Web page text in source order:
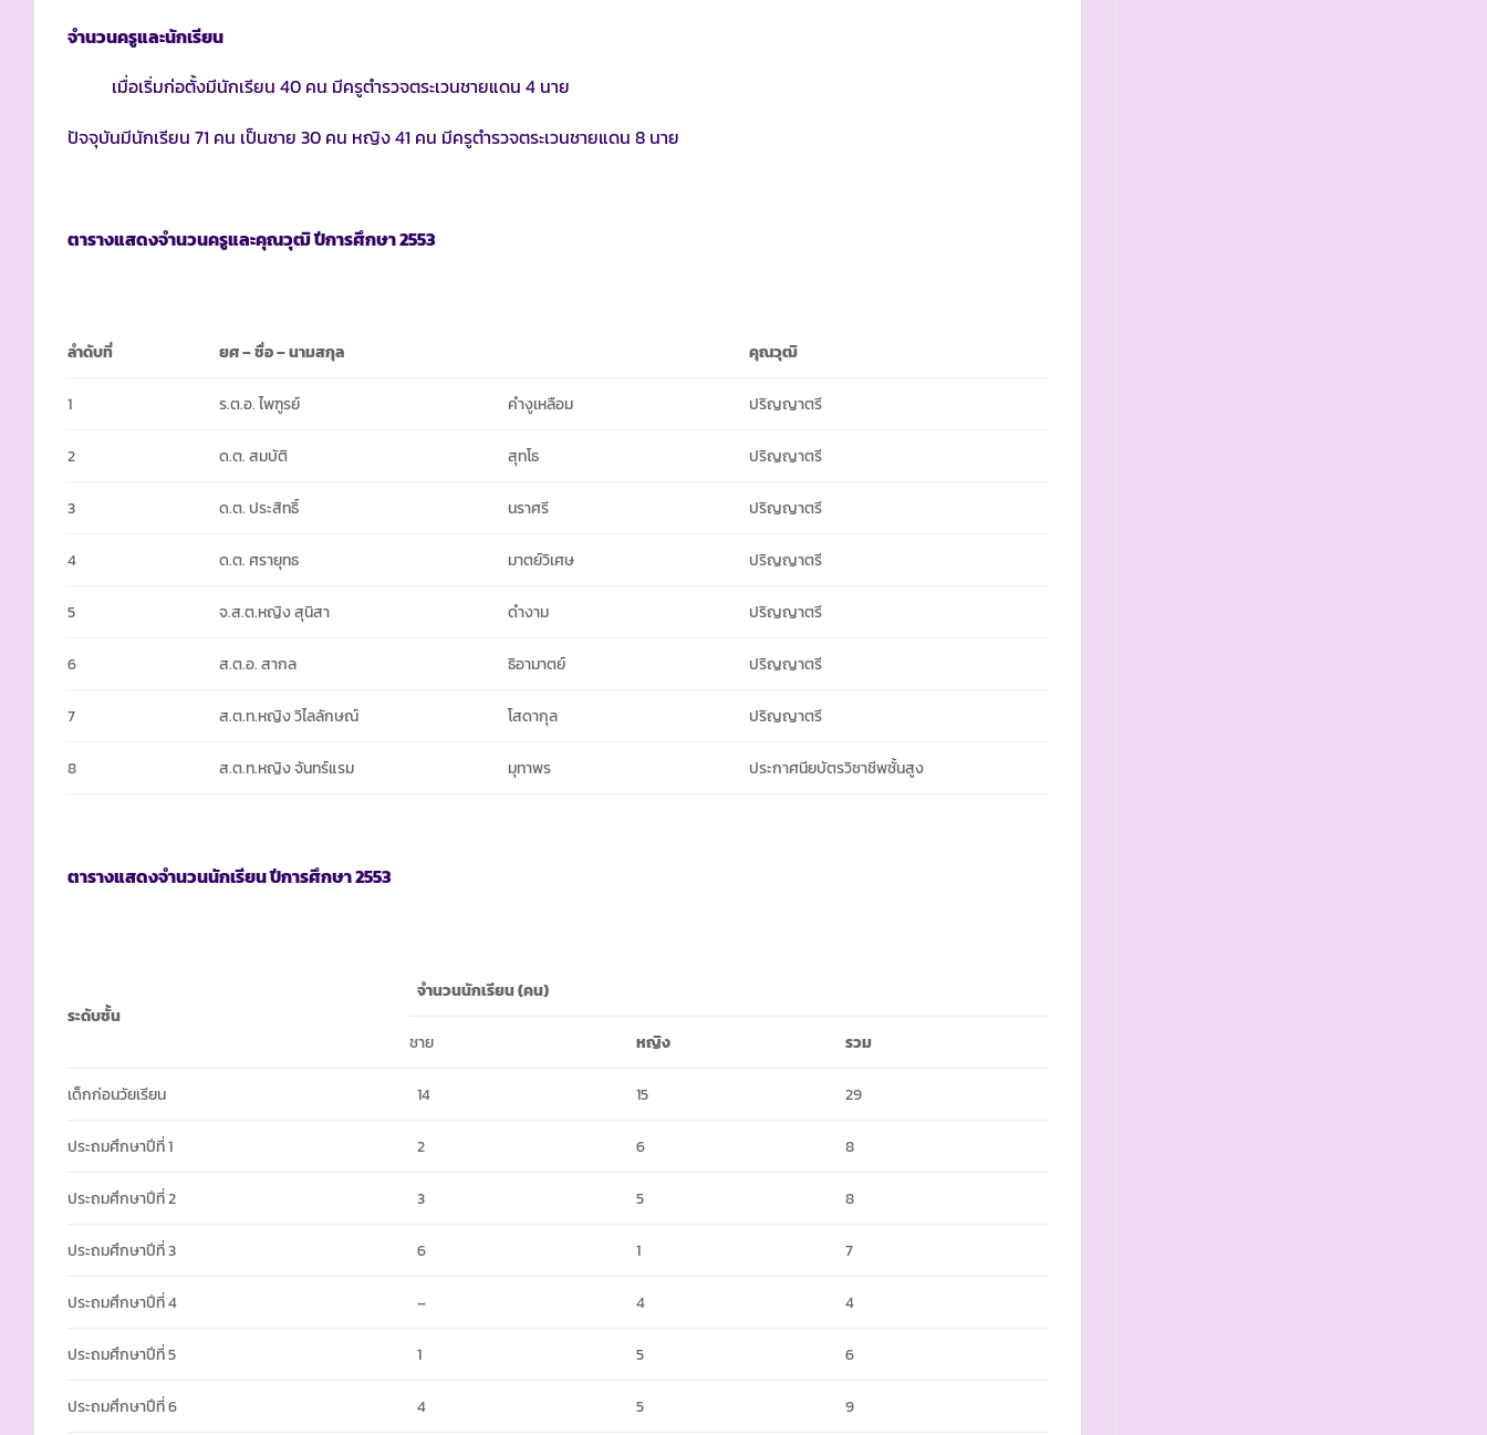
จำนวนครูและนักเรียน
เมื่อเริ่มก่อตั้งมีนักเรียน 40 คน มีครูตำรวจตระเวนชายแดน 4 นาย
ปัจจุบันมีนักเรียน 71 คน เป็นชาย 30 คน หญิง 41 คน มีครูตำรวจตระเวนชายแดน 8 นาย
ตารางแสดงจำนวนครูและคุณวุฒิ ปีการศึกษา2553
ลำดับที่ ยศ – ชื่อ – นามสกุล คุณวุฒิ
1 ร.ต.อ. ไพฑูรย์ คำงูเหลือม ปริญญาตรี
2 ด.ต. สมบัติ สุทโธ ปริญญาตรี
3 ด.ต. ประสิทธิ์ นราศรี ปริญญาตรี
4 ด.ต. ศรายุทธ มาตย์วิเศษ ปริญญาตรี
5 จ.ส.ต.หญิง สุนิสา ดำงาม ปริญญาตรี
6 ส.ต.อ. สากล ธิอามาตย์ ปริญญาตรี
7 ส.ต.ท.หญิง วิไลลักษณ์ โสดากุล ปริญญาตรี
8 ส.ต.ท.หญิง จันทร์แรม มุทาพร ประกาศนียบัตรวิชาชีพชั้นสูง
ตารางแสดงจำนวนนักเรียน ปีการศึกษา2553
ระดับชั้น
จำนวนนักเรียน (คน)
ชาย หญิง รวม
เด็กก่อนวัยเรียน 14 15 29
ประถมศึกษาปีที่ 1 2 6 8
ประถมศึกษาปีที่ 2 3 5 8
ประถมศึกษาปีที่ 3 6 1 7
ประถมศึกษาปีที่ 4 – 4 4
ประถมศึกษาปีที่ 5 1 5 6
ประถมศึกษาปีที่ 6 4 5 9